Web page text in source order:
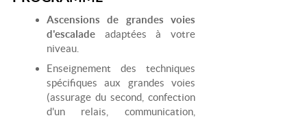
Ascensions de grandes voies
d'escaladeadaptées à votre
niveau.
Enseignement des techniques
spécifiques aux grandes voies
(assurage du second, confection
d'un relais, communication,